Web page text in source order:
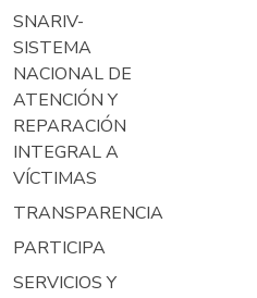
SNARIV-
SISTEMA
NACIONAL DE
ATENCIÓN Y
REPARACIÓN
INTEGRAL A
VÍCTIMAS
TRANSPARENCIA
PARTICIPA
SERVICIOS Y